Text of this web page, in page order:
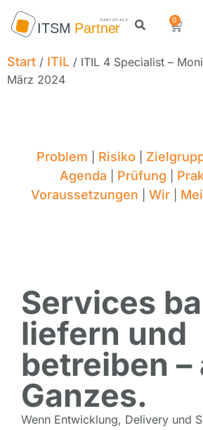
0
Start / ITIL / ITIL 4 Specialist –
März 2024
Problem Risiko
Agenda Prüfung
Voraussetzungen Wir|
Services
liefern und
betreiben –
Ganzes.
Wenn Entwicklung, Delivery und